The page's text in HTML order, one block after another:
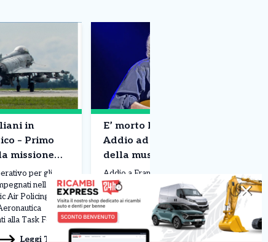
in
– Primo
missione
per gli
nella
Air Policing. Due
alla Task Force
Leggi Tutto
E’ morto Francesco Guccini –
Addio ad un pezzo di storia
della musica
Addio a Francesco Guccini. Il grande
cantautore è morto all’età di 86 anni
nella sua casa di Pavana,
sull’Appennino tosco-emiliano,
circondato dall’affetto della moglie
Raffaella, della figlia Teresa e dei
06/08/2026
✕